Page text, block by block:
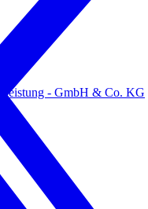
- GmbH & Co. KG